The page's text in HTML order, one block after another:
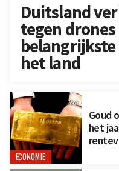
Duitsland
tegen drones
het land
ECONOMIE
Goud
het